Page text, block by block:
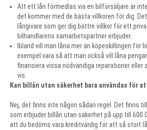
Att ett lån förmedlas via en bilförsäljare är
det kommer med de bästa villkoren för dig.
långivare som ger dig bättre villkor för ett
bilhandlarens samarbetspartner erbjuder.
Ibland vill man låna mer än köpeskillingen för
exempel vara så att man också vill låna
finansiera vissa nödvändiga reparationer eller
vis.
Kan billån utan säkerhet bara användas för
Nej, det finns inte någon sådan regel. Det finns
som erbjuder billån utan säkerhet på upp till 600
att du bedöms vara kreditvärdig för att så stort